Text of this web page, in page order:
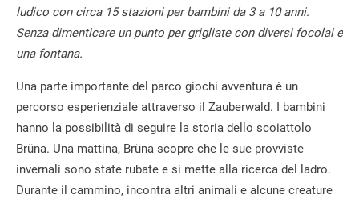
ludico con circa 15 stazioni per bambini da 3 a 10 anni.
Senza dimenticare un punto per grigliate con diversi focolai e
una fontana.
Una parte importante del parco giochi avventura è un
percorso esperienziale attraverso il Zauberwald. I bambini
hanno la possibilità di seguire la storia dello scoiattolo
Brüna. Una mattina, Brüna scopre che le sue provviste
invernali sono state rubate e si mette alla ricerca del ladro.
Durante il cammino, incontra altri animali e alcune creature